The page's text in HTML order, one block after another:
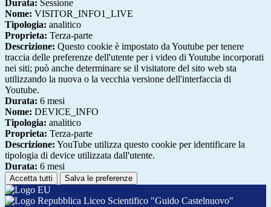
Durata: Sessione
Nome: VISITOR_INFO1_LIVE
Tipologia: analitico
Proprieta: Terza-parte
Descrizione: Questo cookie è impostato da Youtube per tenere
traccia delle preferenze dell'utente per i video di Youtube incorporati
nei siti; può anche determinare se il visitatore del sito web sta
utilizzando la nuova o la vecchia versione dell'interfaccia di
Youtube.
Durata: 6 mesi
Nome: DEVICE_INFO
Tipologia: analitico
Proprieta: Terza-parte
Descrizione: YouTube utilizza questo cookie per identificare la
tipologia di device utilizzata dall'utente.
Durata: 6 mesi
Accetta tutti Salva le preferenze
Liceo Scientifico "Guido Castelnuovo"